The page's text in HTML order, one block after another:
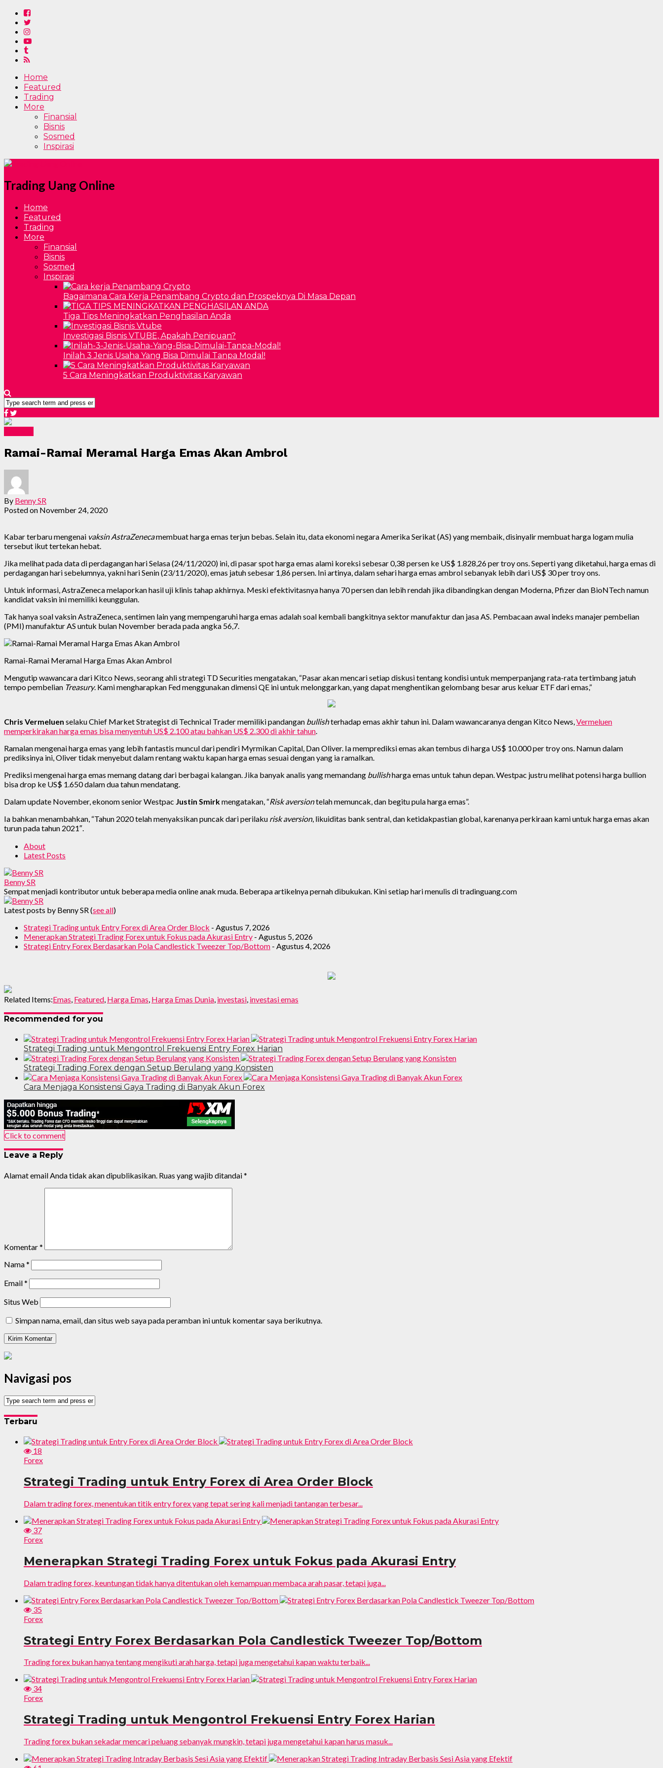
Home
Featured
Trading
More
Finansial
Bisnis
Sosmed
Inspirasi
Trading Uang Online
Home
Featured
Trading
More
Finansial
Bisnis
Sosmed
Inspirasi
Bagaimana Cara Kerja Penambang Crypto dan Prospeknya Di Masa Depan
Tiga Tips Meningkatkan Penghasilan Anda
Investigasi Bisnis VTUBE, Apakah Penipuan?
Inilah 3 Jenis Usaha Yang Bisa Dimulai Tanpa Modal!
5 Cara Meningkatkan Produktivitas Karyawan
Ramai-Ramai Meramal Harga Emas Akan Ambrol
By Benny SR
Posted on November 24, 2020
Kabar terbaru mengenai vaksin AstraZenecamembuat harga emas terjun bebas. Selain itu, data ekonomi negara Amerika Serikat (AS) yang membaik, disinyalir membuat harga logam mulia
tersebut ikut tertekan hebat.
Jika melihat pada data di perdagangan hari Selasa (24/11/2020) ini, di pasar spot harga emas alami koreksi sebesar 0,38 persen ke US$ 1.828,26 per troy ons. Seperti yang diketahui, harga emas di
perdagangan hari sebelumnya, yakni hari Senin (23/11/2020), emas jatuh sebesar 1,86 persen. Ini artinya, dalam sehari harga emas ambrol sebanyak lebih dari US$ 30 per troy ons.
Untuk informasi, AstraZeneca melaporkan hasil uji klinis tahap akhirnya. Meski efektivitasnya hanya 70 persen dan lebih rendah jika dibandingkan dengan Moderna, Pfizer dan BioNTech namun
kandidat vaksin ini memiliki keunggulan.
Tak hanya soal vaksin AstraZeneca, sentimen lain yang mempengaruhi harga emas adalah soal kembali bangkitnya sektor manufaktur dan jasa AS. Pembacaan awal indeks manajer pembelian
(PMI) manufaktur AS untuk bulan November berada pada angka 56,7.
Ramai-Ramai Meramal Harga Emas Akan Ambrol
Mengutip wawancara dari Kitco News, seorang ahli strategi TD Securities mengatakan, “Pasar akan mencari setiap diskusi tentang kondisi untuk memperpanjang rata-rata tertimbang jatuh
tempo pembelian Treasury. Kami mengharapkan Fed menggunakan dimensi QE ini untuk melonggarkan, yang dapat menghentikan gelombang besar arus keluar ETF dari emas,”
Chris Vermeluen selaku Chief Market Strategist di Technical Trader memiliki pandangan bullishterhadap emas akhir tahun ini. Dalam wawancaranya dengan Kitco News, Vermeluen
memperkirakan harga emas bisa menyentuh US$ 2.100 atau bahkan US$ 2.300 di akhir tahun
Ramalan mengenai harga emas yang lebih fantastis muncul dari pendiri Myrmikan Capital, Dan Oliver. Ia memprediksi emas akan tembus di harga US$ 10.000 per troy ons. Namun dalam
prediksinya ini, Oliver tidak menyebut dalam rentang waktu kapan harga emas sesuai dengan yang ia ramalkan.
Prediksi mengenai harga emas memang datang dari berbagai kalangan. Jika banyak analis yang memandang bullishharga emas untuk tahun depan. Westpac justru melihat potensi harga bullion
bisa drop ke US$ 1.650 dalam dua tahun mendatang.
Dalam update November, ekonom senior Westpac Justin Smirkmengatakan, “Risk aversiontelah memuncak, dan begitu pula harga emas”.
Ia bahkan menambahkan, “Tahun 2020 telah menyaksikan puncak dari perilaku risk aversion, likuiditas bank sentral, dan ketidakpastian global, karenanya perkiraan kami untuk harga emas akan
turun pada tahun 2021″.
About
Latest Posts
Benny SR
Sempat menjadi kontributor untuk beberapa media online anak muda. Beberapa artikelnya pernah dibukukan. Kini setiap hari menulis di tradinguang.com
Latest posts by Benny SR (see all)
Strategi Trading untuk Entry Forex di Area Order Block - Agustus 7, 2026
Menerapkan Strategi Trading Forex untuk Fokus pada Akurasi Entry - Agustus 5, 2026
Strategi Entry Forex Berdasarkan Pola Candlestick Tweezer Top/Bottom - Agustus 4, 2026
Related Items:Emas Featured Harga Emas Harga Emas Dunia investasi investasi emas
Recommended for you
Strategi Trading untuk Mengontrol Frekuensi Entry Forex Harian
Strategi Trading Forex dengan Setup Berulang yang Konsisten
Cara Menjaga Konsistensi Gaya Trading di Banyak Akun Forex
Click to comment
Leave a Reply
Alamat email Anda tidak akan dipublikasikan. Ruas yang wajib ditandai*
Komentar*
Nama*
Email*
Situs Web
Simpan nama, email, dan situs web saya pada peramban ini untuk komentar saya berikutnya.
Navigasi pos
Terbaru
18
Forex
Strategi Trading untuk Entry Forex di Area Order Block
Dalam trading forex, menentukan titik entry forex yang tepat sering kali menjadi tantangan terbesar...
37
Forex
Menerapkan Strategi Trading Forex untuk Fokus pada Akurasi Entry
Dalam trading forex, keuntungan tidak hanya ditentukan oleh kemampuan membaca arah pasar, tetapi juga...
35
Forex
Strategi Entry Forex Berdasarkan Pola Candlestick Tweezer Top/Bottom
Trading forex bukan hanya tentang mengikuti arah harga, tetapi juga mengetahui kapan waktu terbaik...
34
Forex
Strategi Trading untuk Mengontrol Frekuensi Entry Forex Harian
Trading forex bukan sekadar mencari peluang sebanyak mungkin, tetapi juga mengetahui kapan harus masuk...